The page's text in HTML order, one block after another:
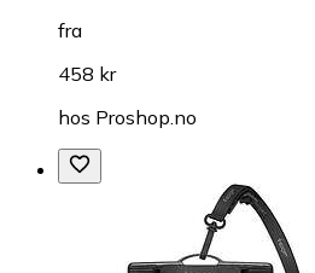
fra
458 kr
hos Proshop.no